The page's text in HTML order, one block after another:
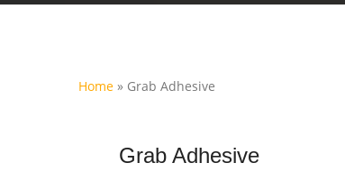
Home » Grab Adhesive
Grab Adhesive